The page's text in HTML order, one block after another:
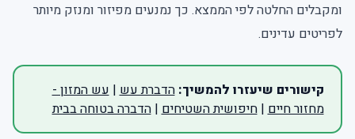
ומקבלים החלטה לפי הממצא. כך נמנעים מפיזור ומנזק מיותר
לפריטים עדינים.
קישורים שיעזרו להמשיך: הדברת עש | עש המזון -
מחזור חיים |חיפושית השטיחים |הדברה בטוחה בבית